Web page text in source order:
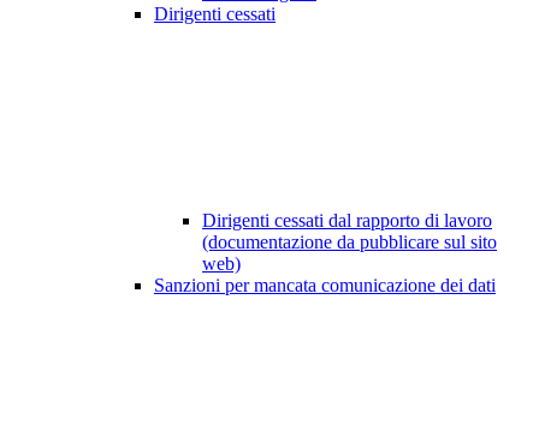
Dirigenti cessati
Dirigenti cessati dal rapporto di lavoro
(documentazione da pubblicare sul sito
web)
Sanzioni per mancata comunicazione dei dati